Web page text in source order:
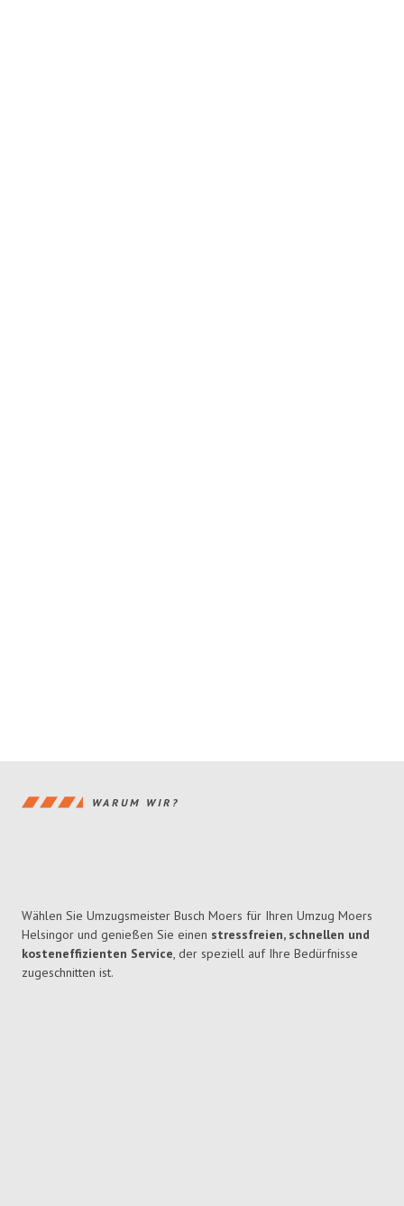
WARUM WIR?
Wählen Sie Umzugsmeister Busch Moers für Ihren Umzug Moers
Helsingor und genießen Sie einen stressfreien, schnellen und
kosteneffizienten Service, der speziell auf Ihre Bedürfnisse
zugeschnitten ist.